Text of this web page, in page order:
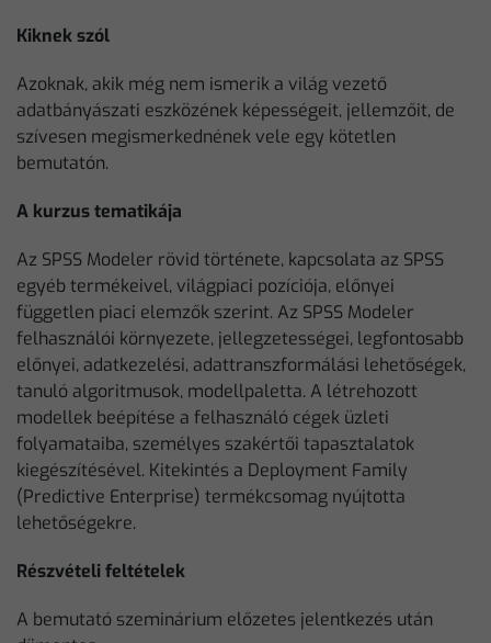
Kiknek szól
Azoknak, akik még nem ismerik a világ vezető
adatbányászati eszközének képességeit, jellemzőit, de
szívesen megismerkednének vele egy kötetlen
bemutatón.
A kurzus tematikája
Az SPSS Modeler rövid története, kapcsolata az SPSS
egyéb termékeivel, világpiaci pozíciója, előnyei
független piaci elemzők szerint. Az SPSS Modeler
felhasználói környezete, jellegzetességei, legfontosabb
előnyei, adatkezelési, adattranszformálási lehetőségek,
tanuló algoritmusok, modellpaletta. A létrehozott
modellek beépítése a felhasználó cégek üzleti
folyamataiba, személyes szakértői tapasztalatok
kiegészítésével. Kitekintés a Deployment Family
(Predictive Enterprise) termékcsomag nyújtotta
lehetőségekre.
Részvételi feltételek
A bemutató szeminárium előzetes jelentkezés után